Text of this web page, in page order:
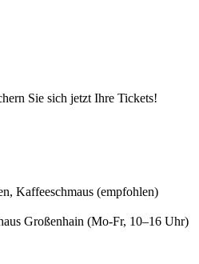
Sie sich jetzt Ihre Tickets!
Kaffeeschmaus (empfohlen)
Großenhain (Mo-Fr, 10–16 Uhr)